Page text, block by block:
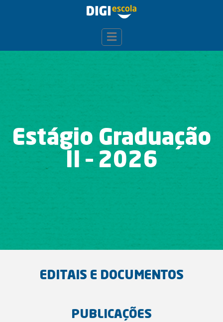
Estágio Graduação
II – 2026
EDITAIS E DOCUMENTOS
PUBLICAÇÕES